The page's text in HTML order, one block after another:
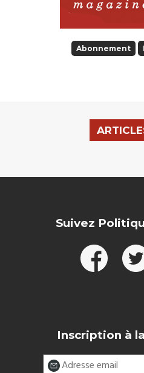
Abonnement
Suivez
Inscription à